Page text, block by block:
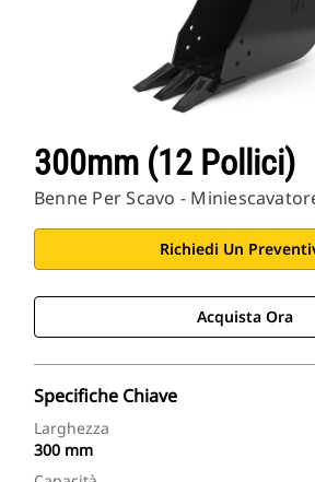
Applicazioni Cat
300mm (12 Pollici)
Benne Per Scavo -
Richiedi Un
Acquista Ora
Specifiche Chiave
Larghezza
300 mm